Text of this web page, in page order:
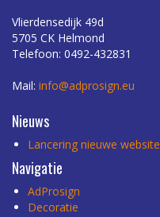
Vlierdensedijk 49d
5705 CK Helmond
Telefoon: 0492-432831
Mail: info@adprosign.eu
Nieuws
Lancering nieuwe website
Navigatie
AdProsign
Decoratie